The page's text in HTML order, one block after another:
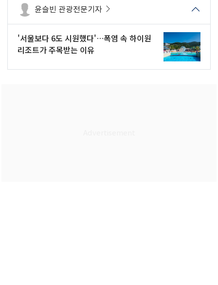
윤슬빈 관광전문기자
'서울보다 6도 시원했다'…폭염 속 하이원
리조트가 주목받는 이유